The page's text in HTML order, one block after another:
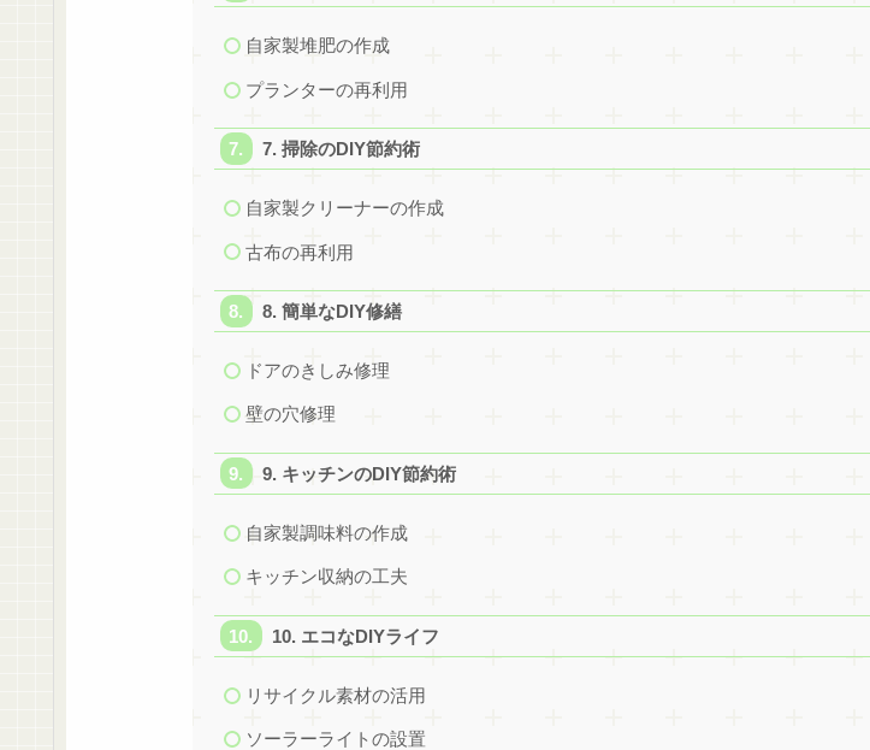
自家製堆肥の作成
プランターの再利用
7. 掃除のDIY節約術
自家製クリーナーの作成
古布の再利用
8. 簡単なDIY修繕
ドアのきしみ修理
壁の穴修理
9. キッチンのDIY節約術
自家製調味料の作成
キッチン収納の工夫
10. エコなDIYライフ
リサイクル素材の活用
ソーラーライトの設置